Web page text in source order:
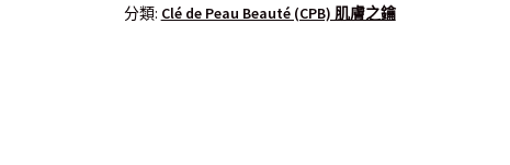
分類: Clé de Peau Beauté (CPB) 肌膚之鑰